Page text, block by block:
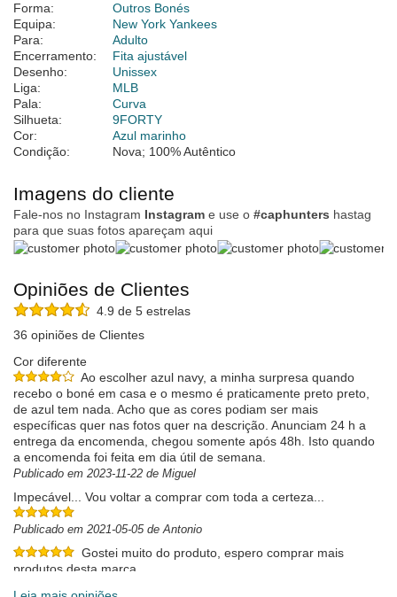
Forma:
Outros Bonés
Equipa:
New York Yankees
Para:
Adulto
Encerramento:
Fita ajustável
Desenho:
Unissex
Liga:
MLB
Pala:
Curva
Silhueta:
9FORTY
Cor:
Azul marinho
Condição:
Nova; 100% Autêntico
Imagens do cliente
Fale-nos no Instagram Instagram e use o #caphunters hastag
para que suas fotos apareçam aqui
Opiniões de Clientes
4.9 de 5 estrelas
36 opiniões de Clientes
Cor diferente
Ao escolher azul navy, a minha surpresa quando
recebo o boné em casa e o mesmo é praticamente preto preto,
de azul tem nada. Acho que as cores podiam ser mais
específicas quer nas fotos quer na descrição. Anunciam 24 h a
entrega da encomenda, chegou somente após 48h. Isto quando
a encomenda foi feita em dia útil de semana.
Publicado em 2023-11-22 de Miguel
Impecável... Vou voltar a comprar com toda a certeza...
Publicado em 2021-05-05 de Antonio
Gostei muito do produto, espero comprar mais
produtos desta marca